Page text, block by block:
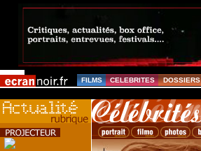
FILMS CELEBRITES DOSSIERS